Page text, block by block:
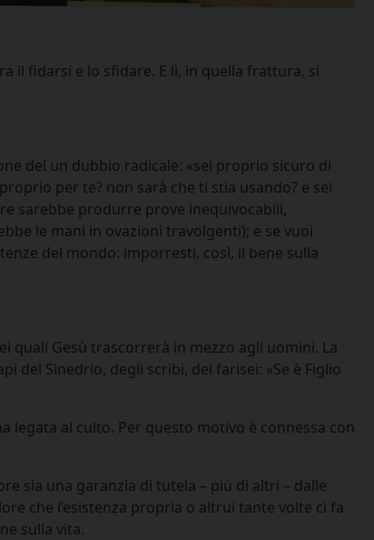
il fidarsi e lo sfidare. E lì, in quella frattura, si
del un dubbio radicale: «sei proprio sicuro di
per te? non sarà che ti stia usando? e sei
sarebbe produrre prove inequivocabili,
le mani in ovazioni travolgenti); e se vuoi
del mondo: imporresti, così, il bene sulla
quali Gesù trascorrerà in mezzo agli uomini. La
del Sinedrio, degli scribi, dei farisei: «Se è Figlio
legata al culto. Per questo motivo è connessa con
sia una garanzia di tutela – più di altri – dalle
che l’esistenza propria o altrui tante volte ci fa
sulla vita.